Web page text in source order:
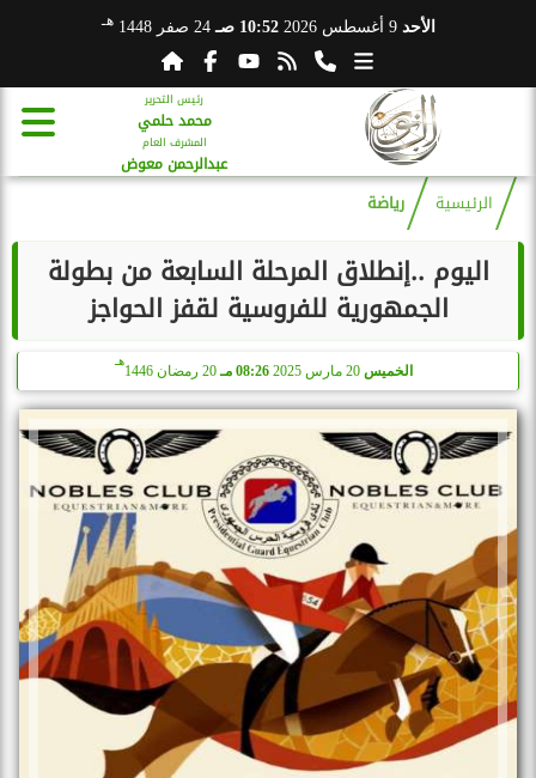
الأحد 9 أغسطس 2026 10:52 صـ 24 صفر 1448 هـ
رئيس التحرير
محمد حلمي
المشرف العام
عبدالرحمن معوض
الرئيسية رياضة
اليوم ..إنطلاق المرحلة السابعة من بطولة
الجمهورية للفروسية لقفز الحواجز
الخميس 20 مارس 2025 08:26 مـ 20 رمضان 1446
هـ